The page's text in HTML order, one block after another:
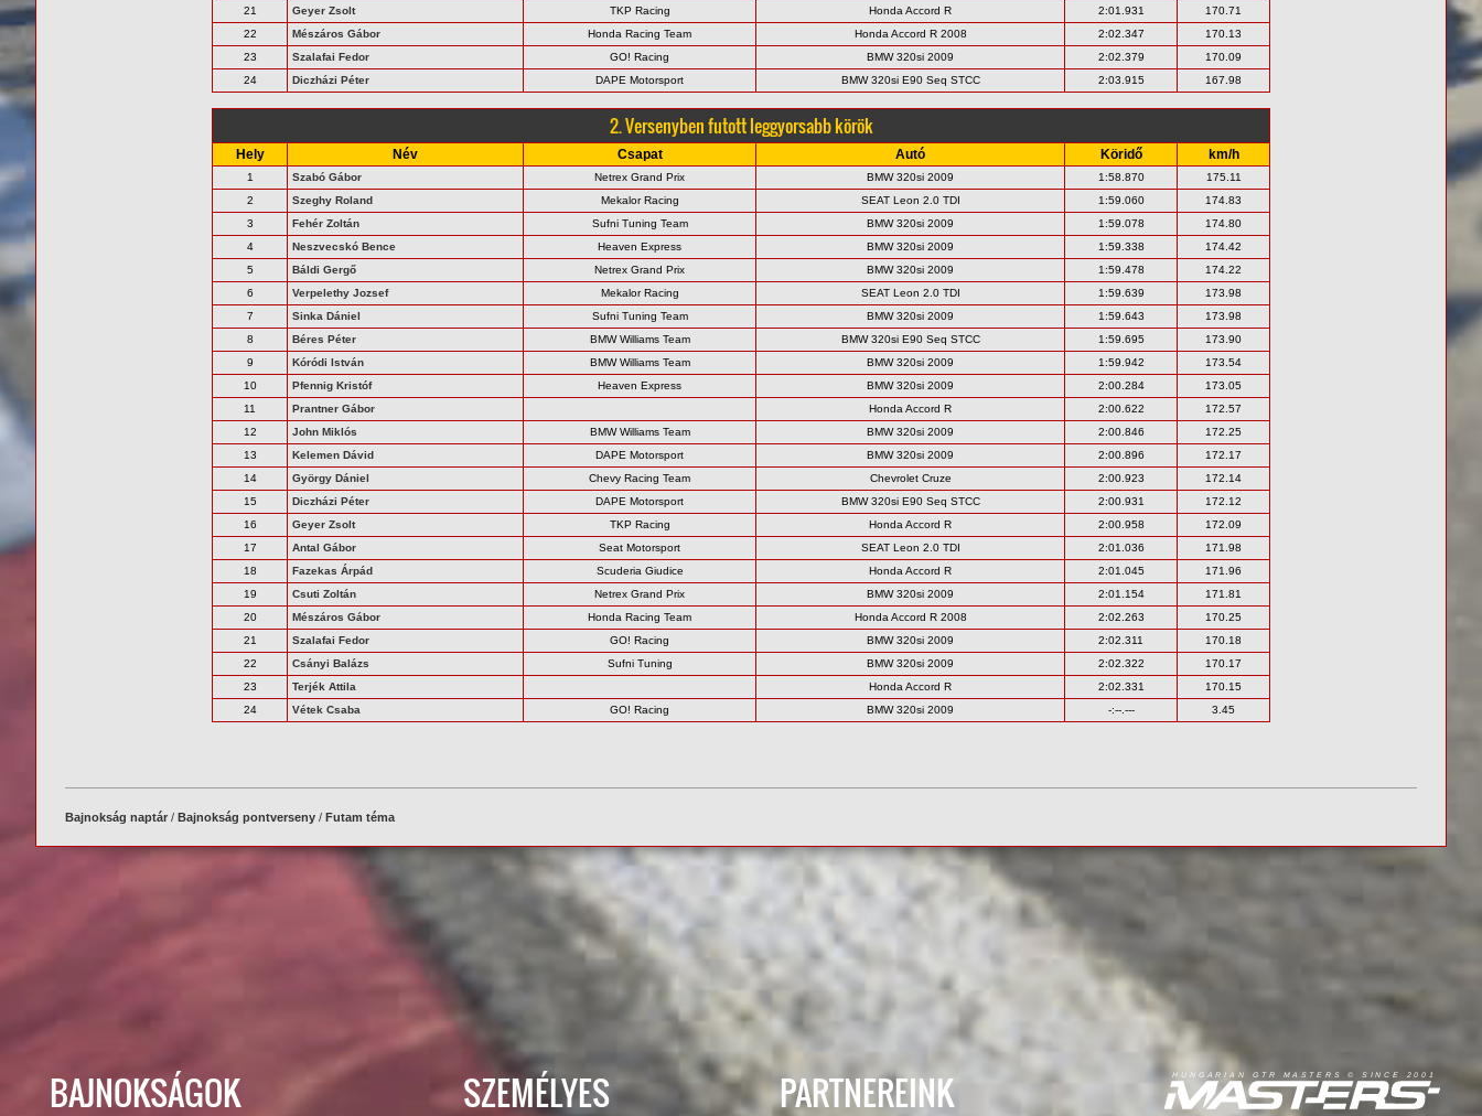
21
Geyer Zsolt TKP Racing Honda Accord R 2:01.931
170.71
22
Mészáros Gábor Honda Racing Team Honda Accord R 2008 2:02.347
170.13
23
Szalafai Fedor GO! Racing BMW 320si 2009 2:02.379
170.09
24
Diczházi Péter DAPE Motorsport BMW 320si E90 Seq STCC 2:03.915 167.98
2. Versenyben futott leggyorsabb körök
Hely Név Csapat Autó Köridő km/h
1 Szabó Gábor Netrex Grand Prix BMW 320si 2009 1:58.870
175.11
2
Szeghy Roland Mekalor Racing SEAT Leon 2.0 TDI 1:59.060
174.83
3
Fehér Zoltán Sufni Tuning Team BMW 320si 2009 1:59.078
174.80
4
Neszvecskó Bence Heaven Express BMW 320si 2009 1:59.338
174.42
5
Báldi Gergő Netrex Grand Prix BMW 320si 2009 1:59.478
174.22
6
Verpelethy Jozsef Mekalor Racing SEAT Leon 2.0 TDI 1:59.639
173.98
7
Sinka Dániel Sufni Tuning Team BMW 320si 2009 1:59.643
173.98
8
Béres Péter BMW Williams Team BMW 320si E90 Seq STCC 1:59.695
173.90
9
Kóródi István BMW Williams Team BMW 320si 2009 1:59.942
173.54
10
Pfennig Kristóf Heaven Express BMW 320si 2009 2:00.284
173.05
11
Prantner Gábor Honda Accord R 2:00.622
172.57
12
John Miklós BMW Williams Team BMW 320si 2009 2:00.846
172.25
13
Kelemen Dávid DAPE Motorsport BMW 320si 2009 2:00.896
172.17
14
György Dániel Chevy Racing Team Chevrolet Cruze 2:00.923
172.14
15
Diczházi Péter DAPE Motorsport BMW 320si E90 Seq STCC 2:00.931
172.12
16
Geyer Zsolt TKP Racing Honda Accord R 2:00.958
172.09
17
Antal Gábor Seat Motorsport SEAT Leon 2.0 TDI 2:01.036
171.98
18
Fazekas Árpád Scuderia Giudice Honda Accord R 2:01.045
171.96
19
Csuti Zoltán Netrex Grand Prix BMW 320si 2009 2:01.154
171.81
20
Mészáros Gábor Honda Racing Team Honda Accord R 2008 2:02.263
170.25
21
Szalafai Fedor GO! Racing BMW 320si 2009 2:02.311
170.18
22
Csányi Balázs Sufni Tuning BMW 320si 2009 2:02.322
170.17
23
Terjék Attila Honda Accord R 2:02.331
170.15
24
Vétek Csaba GO! Racing BMW 320si 2009 -:--.--- 3.45
Bajnokság naptár/ Bajnokság pontverseny/ Futam téma
BAJNOKSÁGOK SZEMÉLYES PARTNEREINK H U N G A R I A N G T R M A S T E R S © S I N C E 2 0 0 1